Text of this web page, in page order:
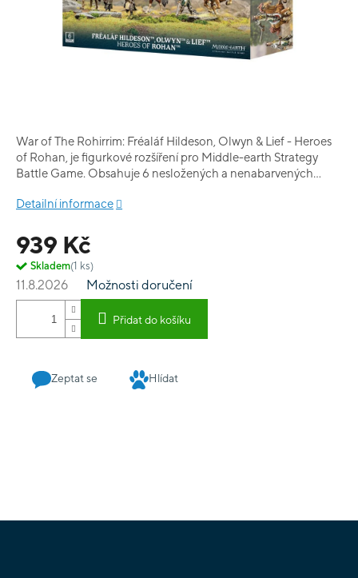
939 Kč
Skladem(1 ks)
11.8.2026 Možnosti doručení
Přidat do košíku
War of The Rohirrim: Fréaláf Hildeson, Olwyn & Lief - Heroes
of Rohan, je figurkové rozšíření pro Middle-earth Strategy
Battle Game. Obsahuje 6 nesložených a nenabarvených
mají svojí jezdeckou i pěší miniaturu.
Detailní informace
Zeptat se Hlídat